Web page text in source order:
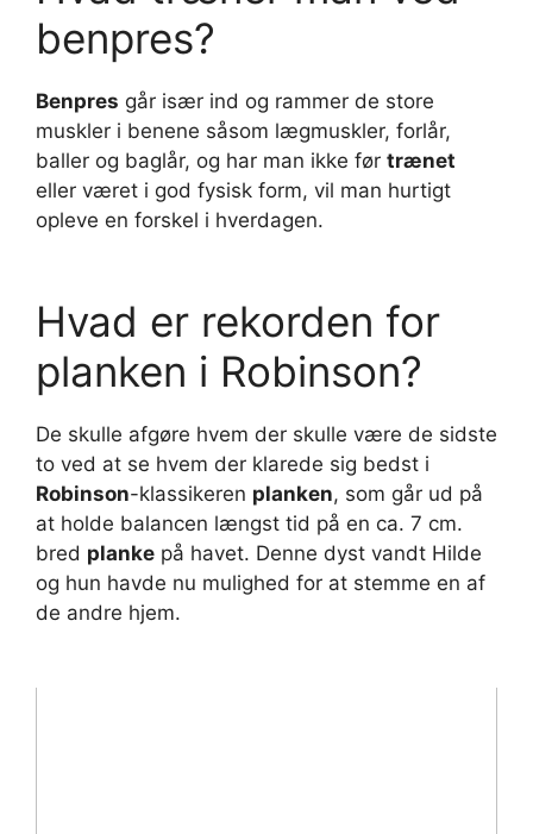
benpres?
Benpres går især ind og rammer de store
muskler i benene såsom lægmuskler, forlår,
baller og baglår, og har man ikke før trænet
eller været i god fysisk form, vil man hurtigt
opleve en forskel i hverdagen.
Hvad er rekorden for
planken i Robinson?
De skulle afgøre hvem der skulle være de sidste
to ved at se hvem der klarede sig bedst i
Robinson-klassikeren planken, som går ud på
at holde balancen længst tid på en ca. 7 cm.
bred planke på havet. Denne dyst vandt Hilde
og hun havde nu mulighed for at stemme en af
de andre hjem.